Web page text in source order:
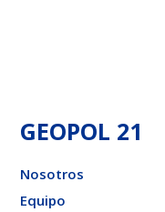
GEOPOL 21
Nosotros
Equipo